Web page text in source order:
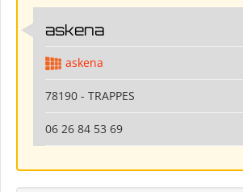
askena
askena
78190 - TRAPPES
06 26 84 53 69